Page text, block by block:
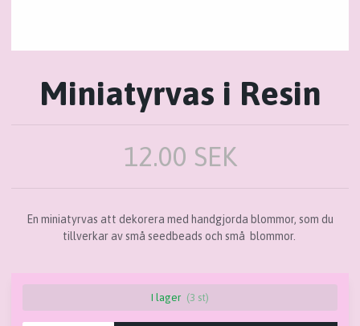
Miniatyrvas i Resin
12.00 SEK
En miniatyrvas att dekorera med handgjorda blommor, som du
tillverkar av små seedbeads och små blommor.
I lager (3 st)